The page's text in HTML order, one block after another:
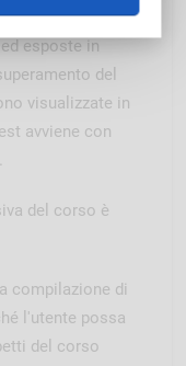
estratte
esposte in
del
visualizzate in
avviene con
del corso è
compilazione di
l'utente possa
del corso